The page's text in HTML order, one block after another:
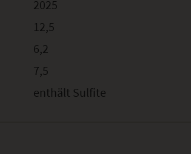
2025
12,5
6,2
7,5
enthält Sulfite